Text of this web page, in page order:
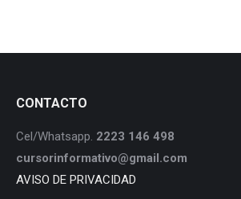
CONTACTO
Cel/Whatsapp. 2223 146 498
cursorinformativo@gmail.com
AVISO DE PRIVACIDAD